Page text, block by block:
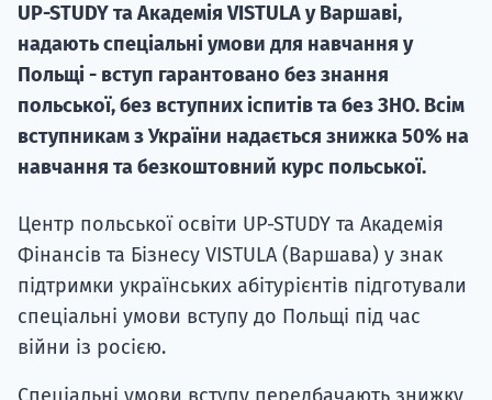
UP-STUDY та Академія VISTULA у Варшаві,
надають спеціальні умови для навчання у
Польщі - вступ гарантовано без знання
польської, без вступних іспитів та без ЗНО. Всім
вступникам з України надається знижка 50% на
навчання та безкоштовний курс польської.
Центр польської освіти UP-STUDY та Академія
Фінансів та Бізнесу VISTULA (Варшава) у знак
підтримки українських абітурієнтів підготували
спеціальні умови вступу до Польщі під час
війни із росією.